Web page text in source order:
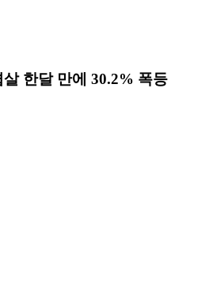
한달 만에 30.2% 폭등